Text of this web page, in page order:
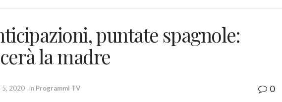
puntate spagnole:
la madre
5, 2020 in Programmi TV 0